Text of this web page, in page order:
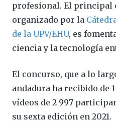
profesional. El principal
organizado por la
de la UPV/EHU, es
ciencia y la tecnología
El concurso, que a lo
andadura ha recibido de
vídeos de 2 997
su sexta edición en 2021.